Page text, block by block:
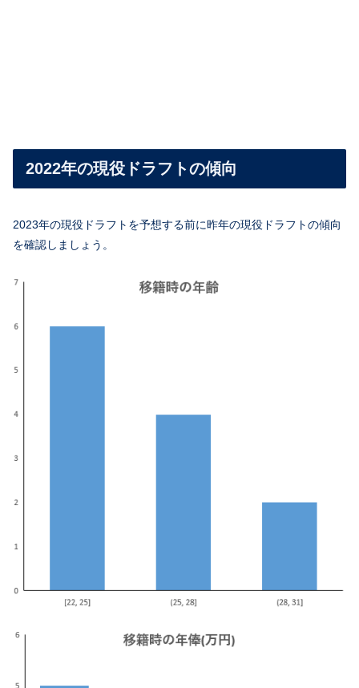
2022年の現役ドラフトの傾向
2023年の現役ドラフトを予想する前に昨年の現役ドラフトの傾向
を確認しましょう。